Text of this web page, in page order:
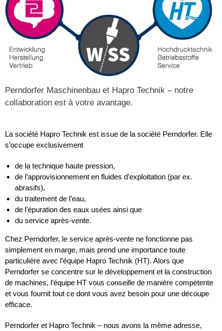
Perndorfer Maschinenbau et Hapro Technik – notre
collaboration est à votre avantage.
La société Hapro Technik est issue de la société Perndorfer. Elle
s’occupe exclusivement
de la technique haute pression,
de l’approvisionnement en fluides d’exploitation (par ex.
abrasifs),
du traitement de l’eau,
de l’épuration des eaux usées ainsi que
du service après-vente.
Chez Perndorfer, le service après-vente ne fonctionne pas
simplement en marge, mais prend une importance toute
particulière avec l’équipe Hapro Technik (HT). Alors que
Perndorfer se concentre sur le développement et la construction
de machines, l’équipe HT vous conseille de manière compétente
et vous fournit tout ce dont vous avez besoin pour une découpe
efficace.
Perndorfer et Hapro Technik – nous avons la même adresse,